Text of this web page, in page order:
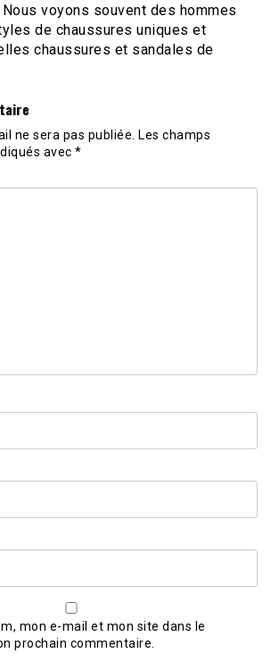
voyons souvent des hommes
de chaussures uniques et
chaussures et sandales de
ne sera pas publiée.
Les champs
avec *
mon e-mail et mon site dans le
prochain commentaire.